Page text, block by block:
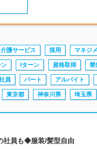
介護サービス 採用 マネジ
Iターン 資格取得 禁
員 パート アルバイト
東京都 神奈川県 埼玉県
社員も◆服装/髪型自由